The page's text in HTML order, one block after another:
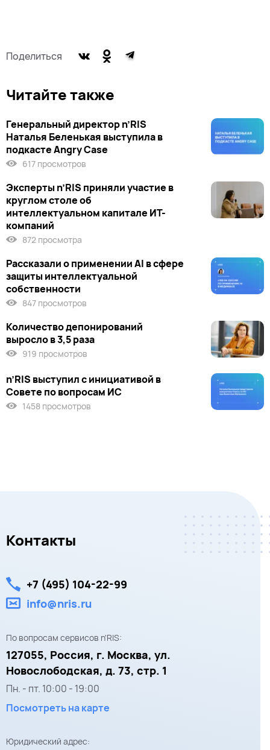
Поделиться
Читайте также
Генеральный директор n’RIS
Наталья Беленькая выступила в
подкасте Angry Case
617 просмотров
Эксперты n’RIS приняли участие в
круглом столе об
интеллектуальном капитале ИТ-
компаний
872 просмотра
Рассказали о применении AI в сфере
защиты интеллектуальной
собственности
847 просмотров
Количество депонирований
выросло в 3,5 раза
919 просмотров
n’RIS выступил c инициативой в
Совете по вопросам ИС
1458 просмотров
Контакты
+7 (495) 104-22-99
info@nris.ru
По вопросам сервисов n'RIS:
127055, Россия, г. Москва, ул.
Новослободская, д. 73, стр. 1
Пн. - пт. 10:00 - 19:00
Посмотреть на карте
Юридический адрес: